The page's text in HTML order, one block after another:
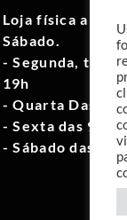
Loja física aberta
Sábado.
- Segunda, terça
19h
- Quarta Das
- Sexta das 9h
- Sábado das